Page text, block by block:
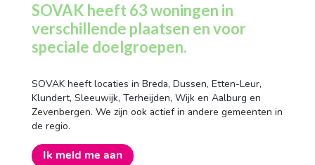
Anderen zochten ook
Wonen
Dagbesteding
Behandelingen
Contact
SOVAK heeft 63 woningen in
verschillende plaatsen en voor
speciale doelgroepen.
SOVAK heeft locaties in Breda, Dussen, Etten-Leur,
Klundert, Sleeuwijk, Terheijden, Wijk en Aalburg en
Zevenbergen. We zijn ook actief in andere gemeenten in
de regio.
Ik meld me aan